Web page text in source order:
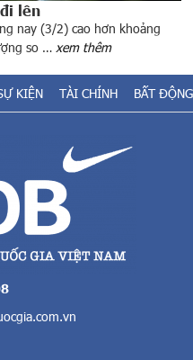
lên
nay (3/2) cao hơn khoảng
so … xem thêm
KIỆN TÀI CHÍNH BẤT